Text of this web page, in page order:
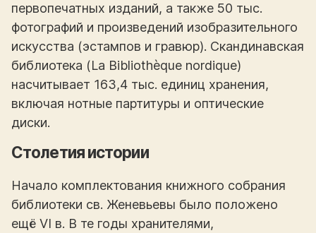
первопечатных изданий, а также 50 тыс.
фотографий и произведений изобразительного
искусства (эстампов и гравюр). Скандинавская
библиотека (La Bibliothèque nordique)
насчитывает 163,4 тыс. единиц хранения,
включая нотные партитуры и оптические
диски.
Столетия истории
Начало комплектования книжного собрания
библиотеки св. Женевьевы было положено
ещё VI в. В те годы хранителями,